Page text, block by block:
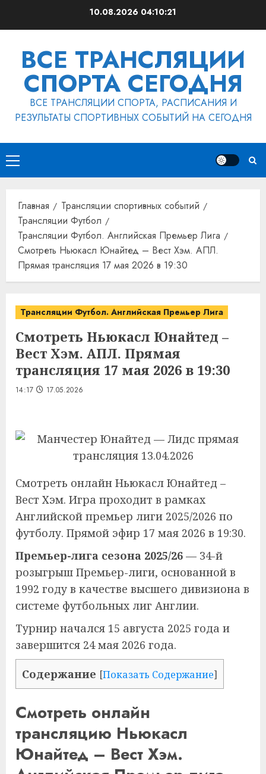
10.08.2026 04:10:22
ВСЕ ТРАНСЛЯЦИИ
СПОРТА СЕГОДНЯ
ВСЕ ТРАНСЛЯЦИИ СПОРТА, РАСПИСАНИЯ И
РЕЗУЛЬТАТЫ СПОРТИВНЫХ СОБЫТИЙ НА СЕГОДНЯ
Основное
меню
Главная
Трансляции спортивных событий
Трансляции Футбол
Трансляции Футбол. Английская Премьер Лига
Смотреть Ньюкасл Юнайтед – Вест Хэм. АПЛ.
Прямая трансляция 17 мая 2026 в 19:30
Трансляции Футбол. Английская Премьер Лига
Смотреть Ньюкасл Юнайтед –
Вест Хэм. АПЛ. Прямая
трансляция 17 мая 2026 в 19:30
14:17 17.05.2026
Смотреть онлайн Ньюкасл Юнайтед –
Вест Хэм. Игра проходит в рамках
Английской премьер лиги 2025/2026 по
футболу. Прямой эфир 17 мая 2026 в 19:30.
Премьер-лига сезона 2025/26 — 34-й
розыгрыш Премьер-лиги, основанной в
1992 году в качестве высшего дивизиона в
системе футбольных лиг Англии.
Турнир начался 15 августа 2025 года и
завершится 24 мая 2026 года.
Содержание [Показать Содержание]
Смотреть онлайн
трансляцию Ньюкасл
Юнайтед – Вест Хэм.